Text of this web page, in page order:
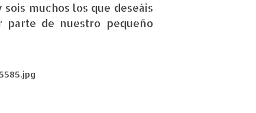
muchos los que deseáis
parte de nuestro pequeño